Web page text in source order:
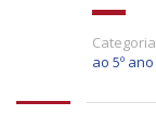
ao 5º ano